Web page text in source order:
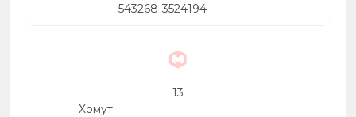
543268-3524194
13
Хомут